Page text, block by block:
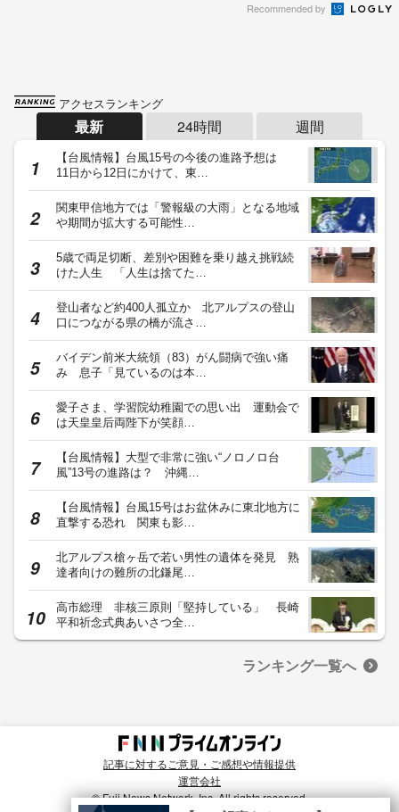
Recommended by
アクセスランキング
最新 24時間 週間
【台風情報】台風15号の今後の進路予想は
11日から12日にかけて、東…
関東甲信地方では「警報級の大雨」となる地域
や期間が拡大する可能性…
5歳で両足切断、差別や困難を乗り越え挑戦続
けた人生 「人生は捨てた…
登山者など約400人孤立か 北アルプスの登山
口につながる県の橋が流さ…
バイデン前米大統領（83）がん闘病で強い痛
み 息子「見ているのは本…
愛子さま、学習院幼稚園での思い出 運動会で
は天皇皇后両陛下が笑顔…
【台風情報】大型で非常に強い“ノロノロ台
風”13号の進路は？ 沖縄…
【台風情報】台風15号はお盆休みに東北地方に
直撃する恐れ 関東も影…
北アルプス槍ヶ岳で若い男性の遺体を発見 熟
達者向けの難所の北鎌尾…
高市総理 非核三原則「堅持している」 長崎
平和祈念式典あいさつ全…
ランキング一覧へ
記事に対するご意見・ご感想や情報提供
運営会社
© Fuji News Network, Inc. All rights reserved.